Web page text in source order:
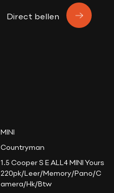
Direct bellen
MINI
Countryman
1.5 Cooper S E ALL4 MINI Yours
220pk/Leer/Memory/Pano/C
amera/Hk/Btw